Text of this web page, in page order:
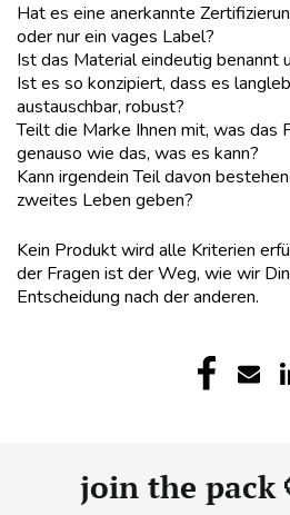
Hat es eine anerkannte
oder nur ein vages Label?
Ist das Material eindeutig benannt
Ist es so konzipiert, dass es
austauschbar, robust?
Teilt die Marke Ihnen mit, was das
genauso wie das, was es kann?
Kann irgendein Teil davon
zweites Leben geben?
Kein Produkt wird alle Kriterien
der Fragen ist der Weg, wie wir
Entscheidung nach der anderen.
join the pack